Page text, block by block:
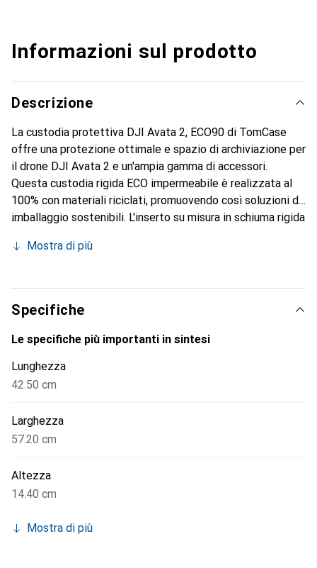
Informazioni sul prodotto
Descrizione
La custodia protettiva DJI Avata 2, ECO90 di TomCase
offre una protezione ottimale e spazio di archiviazione per
il drone DJI Avata 2 e un'ampia gamma di accessori.
Questa custodia rigida ECO impermeabile è realizzata al
100% con materiali riciclati, promuovendo così soluzioni di
imballaggio sostenibili. L'inserto su misura in schiuma rigida
drone, del controller, degli occhiali e di ulteriori
dell'inserto protegge l'attrezzatura da sporco e graffi. Con
la funzione "Ricarica delle batterie nella custodia" è
possibile caricare le batterie durante il trasporto. La
custodia è resistente agli urti, facile da trasportare e
gli appassionati di droni.
Mostra di più
Specifiche
Le specifiche più importanti in sintesi
Lunghezza
42.50 cm
Larghezza
57.20 cm
Altezza
14.40 cm
Mostra di più